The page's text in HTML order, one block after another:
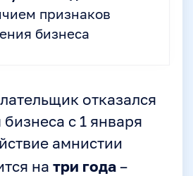
признаков
бизнеса
отказался
с 1 января
амнистии
на три года–